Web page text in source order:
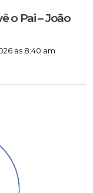
o Pai – João
as 8:40 am